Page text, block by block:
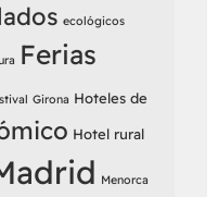
ecológicos
Ferias
Girona Hoteles de
Hotel rural
Menorca